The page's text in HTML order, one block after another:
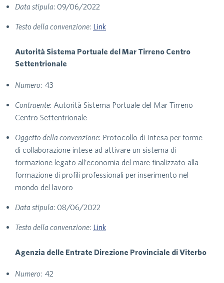
Data stipula: 09/06/2022
Testo della convenzione: Link
Autorità Sistema Portuale del Mar Tirreno Centro
Settentrionale
Numero: 43
Contraente: Autorità Sistema Portuale del Mar Tirreno
Centro Settentrionale
Oggetto della convenzione: Protocollo di Intesa per forme
di collaborazione intese ad attivare un sistema di
formazione legato all’economia del mare finalizzato alla
formazione di profili professionali per inserimento nel
mondo del lavoro
Data stipula: 08/06/2022
Testo della convenzione: Link
Agenzia delle Entrate Direzione Provinciale di Viterbo
Numero: 42